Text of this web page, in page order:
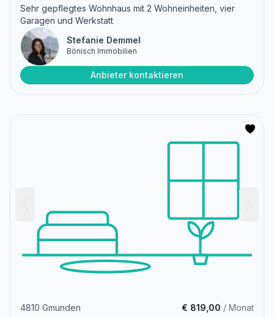
Sehr gepflegtes Wohnhaus mit 2 Wohneinheiten, vier
Garagen und Werkstatt
Stefanie Demmel
Bönisch Immobilien
Anbieter kontaktieren
4810 Gmunden € 819,00 / Monat